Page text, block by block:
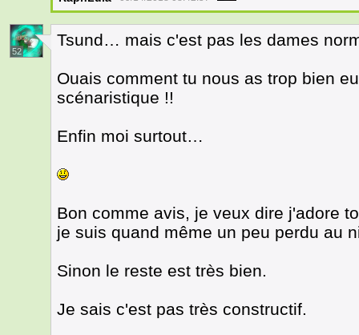
52
Tsund… mais c'est pas les dames
Ouais comment tu nous as trop bien
scénaristique !!
Enfin moi surtout…
Bon comme avis, je veux dire j'adore
je suis quand même un peu perdu au
Sinon le reste est très bien.
Je sais c'est pas très constructif.